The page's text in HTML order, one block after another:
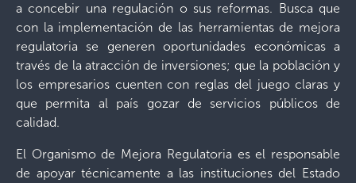
a concebir una regulación o sus reformas. Busca que
con la implementación de las herramientas de mejora
regulatoria se generen oportunidades económicas a
través de la atracción de inversiones; que la población y
los empresarios cuenten con reglas del juego claras y
que permita al país gozar de servicios públicos de
calidad.
El Organismo de Mejora Regulatoria es el responsable
de apoyar técnicamente a las instituciones del Estado